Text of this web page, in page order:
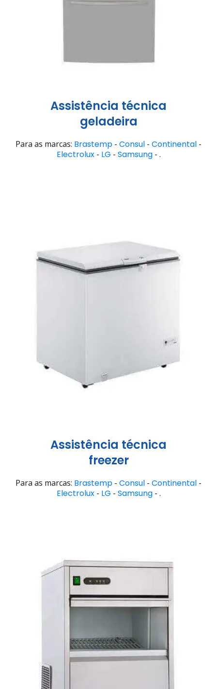
Assistência técnica
geladeira
Para as marcas: Brastemp - Consul - Continental -
Electrolux- LG - Samsung- .
Assistência técnica
freezer
Para as marcas: Brastemp - Consul - Continental -
Electrolux- LG - Samsung- .